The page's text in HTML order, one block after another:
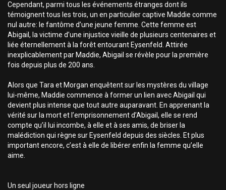
Cependant, parmi tous les événements étranges dont ils
témoignent tous les trois, un en particulier captive Maddie comme
nul autre: le fantôme d’une jeune femme. Cette femme est
Abigail, la victime d’une injustice vieille de plusieurs centenaires et
liée éternellement à la forêt entourant Eysenfeld. Attirée
inexplicablement par Maddie, Abigail se révèle pour la première
fois depuis plus de 200 ans.
Alors que Tara et Morgan enquêtent sur les mystères du village
lui-même, Maddie commence à former un lien avec Abigail qui
devient plus intense que tout autre auparavant. En apprenant la
vérité sur la mort et l’emprisonnement d’Abigail, elle se rend
compte qu’il lui incombe, à elle et à ses amis, de briser la
malédiction qui règne sur Eysenfeld depuis des siècles. Et plus
important encore, c’est à elle de libérer enfin la femme qu’elle
aime.
Un seul joueur hors ligne